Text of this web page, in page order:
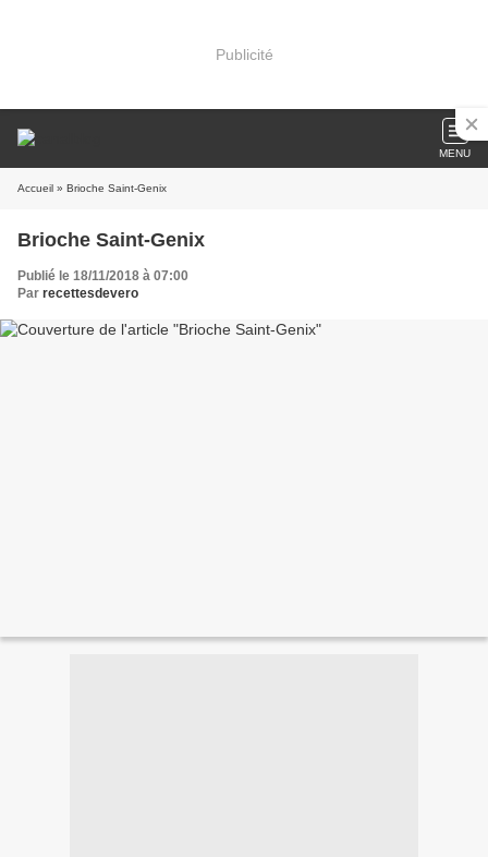
Publicité
MENU
Accueil » Brioche Saint-Genix
Brioche Saint-Genix
Publié le 18/11/2018 à 07:00
Par recettesdevero